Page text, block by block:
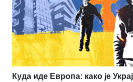
Куда иде Европа: како је